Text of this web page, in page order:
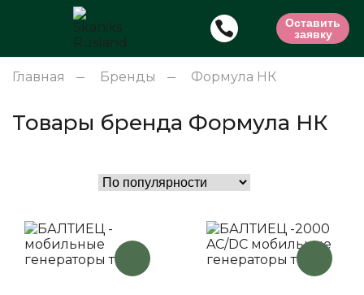
Оставить
заявку
Главная Бренды Формула НК
Товары бренда Формула НК